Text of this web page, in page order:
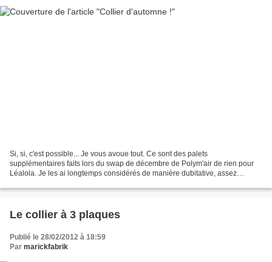
Si, si, c'est possible... Je vous avoue tout. Ce sont des palets
supplémentaires faits lors du swap de décembre de Polym'air de rien pour
Léalola. Je les ai longtemps considérés de manière dubitative, assez
Le collier à 3 plaques
Publié le 28/02/2012 à 18:59
Par marickfabrik